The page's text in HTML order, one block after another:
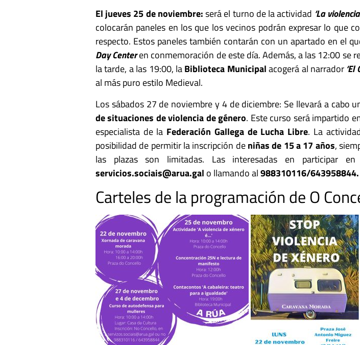
El jueves 25 de noviembre:será el turno de la actividad ‘La
colocarán paneles en los que los vecinos podrán expresar lo que
respecto. Estos paneles también contarán con un apartado en el
Day Centeren conmemoración de este día. Además, a las 12:00 se
la tarde, a las 19:00, laBiblioteca Municipalacogerá al narrador
al más puro estilo Medieval.
Los sábados 27 de noviembre y 4 de diciembre: Se llevará a cabo
de situaciones de violencia de género. Este curso será impartido
especialista de la Federación Gallega de Lucha Libre. La
posibilidad de permitir la inscripción deniñas de 15 a 17 años,
las plazas son limitadas. Las interesadas en participar
servicios.sociais@arua.gal o llamando al988310116/643958844.
Carteles de la programación de O